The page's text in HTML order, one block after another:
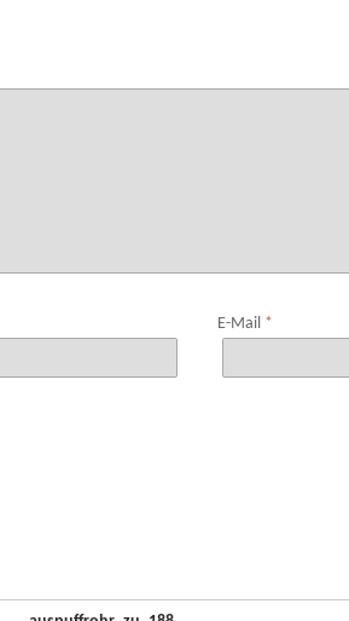
E-Mail *